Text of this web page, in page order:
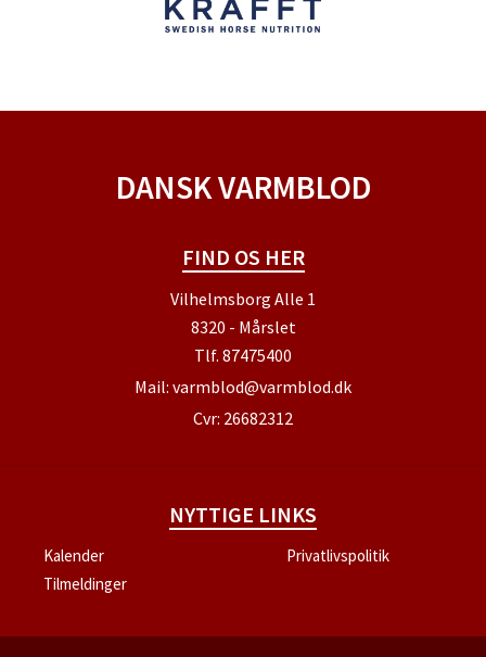
DANSK VARMBLOD
FIND OS HER
Vilhelmsborg Alle 1
8320 - Mårslet
Tlf. 87475400
Mail: varmblod@varmblod.dk
Cvr: 26682312
NYTTIGE LINKS
Kalender
Privatlivspolitik
Tilmeldinger